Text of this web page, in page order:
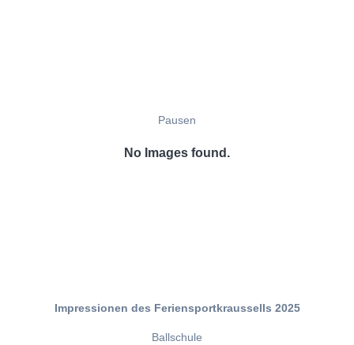
Pausen
No Images found.
Impressionen des Feriensportkraussells 2025
Ballschule